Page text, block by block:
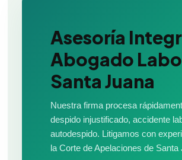
Asesoría
Abogado
Santa Juana
Nuestra firma procesa
despido injustificado, accidente
autodespido. Litigamos con
la Corte de Apelaciones de Santa